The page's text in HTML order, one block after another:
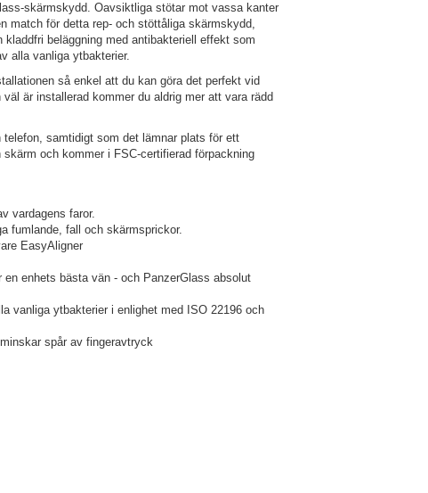
skärmskydd. Oavsiktliga stötar mot vassa kanter
match för detta rep- och stöttåliga skärmskydd,
beläggning med antibakteriell effekt som
alla vanliga ytbakterier.
så enkel att du kan göra det perfekt vid
är installerad kommer du aldrig mer att vara rädd
samtidigt som det lämnar plats för ett
och kommer i FSC-certifierad förpackning
vardagens faror.
fumlande, fall och skärmsprickor.
EasyAligner
enhets bästa vän - och PanzerGlass absolut
vanliga ytbakterier i enlighet med ISO 22196 och
spår av fingeravtryck